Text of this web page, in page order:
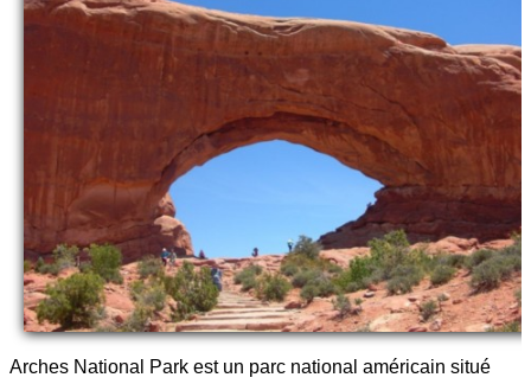
Arches National Park est un parc national américain situé